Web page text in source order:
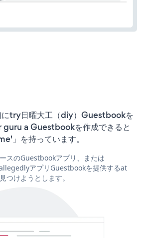
にtry日曜大工（diy）Guestbookを
a Guestbookを作成できると
」を持っています。
スのGuestbookアプリ、または
アプリGuestbookを提供するat
けようとします。